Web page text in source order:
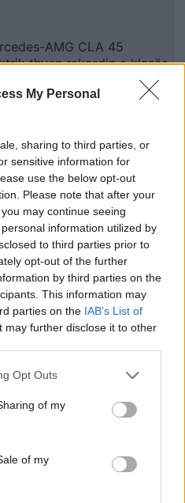
My Personal
sharing to third parties, or
sensitive information for
use the below opt-out
Please note that after your
may continue seeing
information utilized by
to third parties prior to
opt-out of the further
by third parties on the
This information may
parties on the IAB’s List of
may further disclose it to other
Opt Outs
of my
of my
AMG CLA 45
thyen rekordin e klasës
më i fuqishëm diellor
vorbullat që ndikojnë
hapësinor dhe Tokë